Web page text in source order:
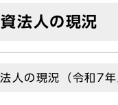
法人の現況
人の現況（令和7年